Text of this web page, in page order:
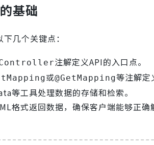
基础
几个关键点：
注解定义API的入口点。
或@GetMapping等注解定
等工具处理数据的存储和检索。
格式返回数据，确保客户端能够正确